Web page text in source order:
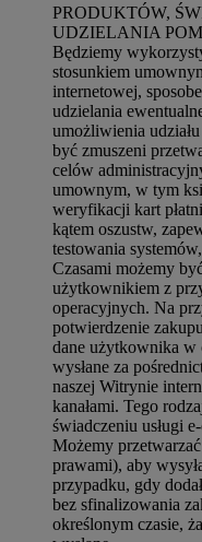
PRODUKTÓW,
UDZIELANIA
Będziemy
stosunkiem
internetowej,
udzielania
umożliwienia
być zmuszeni
celów
umownym, w tym
weryfikacji kart
kątem oszustw,
testowania
Czasami możemy
użytkownikiem z
operacyjnych. Na
potwierdzenie
dane użytkownika w
wysłane za
naszej Witrynie
kanałami. Tego
świadczeniu usługi
Możemy
prawami), aby
przypadku, gdy
bez sfinalizowania
określonym czasie,